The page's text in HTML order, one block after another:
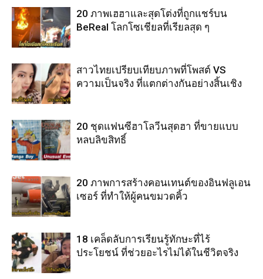
20 ภาพเฮฮาและสุดโต่งที่ถูกแชร์บน
BeReal โลกโซเชียลที่เรียลสุด ๆ
สาวไทยเปรียบเทียบภาพที่โพสต์ VS
ความเป็นจริง ที่แตกต่างกันอย่างสิ้นเชิง
20 ชุดแฟนซีฮาโลวีนสุดฮา ที่ขายแบบ
หลบลิขสิทธิ์
20 ภาพการสร้างคอนเทนต์ของอินฟลูเอน
เซอร์ ที่ทำให้ผู้คนขมวดคิ้ว
18 เคล็ดลับการเรียนรู้ทักษะที่ไร้
ประโยชน์ ที่ช่วยอะไรไม่ได้ในชีวิตจริง